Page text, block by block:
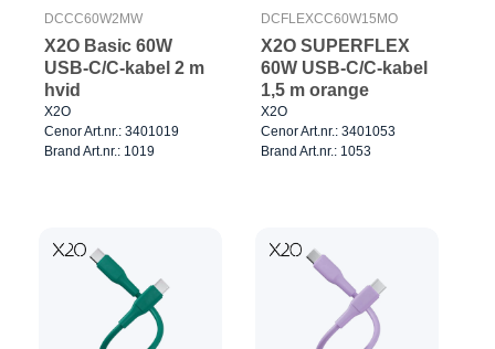
DCCC60W2MW
X2O Basic 60W
USB-C/C-kabel 2 m
hvid
X2O
Cenor Art.nr.: 3401019
Brand Art.nr.: 1019
DCFLEXCC60W15MO
X2O SUPERFLEX
60W USB-C/C-kabel
1,5 m orange
X2O
Cenor Art.nr.: 3401053
Brand Art.nr.: 1053